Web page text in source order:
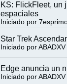
KS: FlickFleet, un
espaciales
Iniciado por
Star Trek
Iniciado por ABADXV
Edge anuncia un
Iniciado por ABADXV